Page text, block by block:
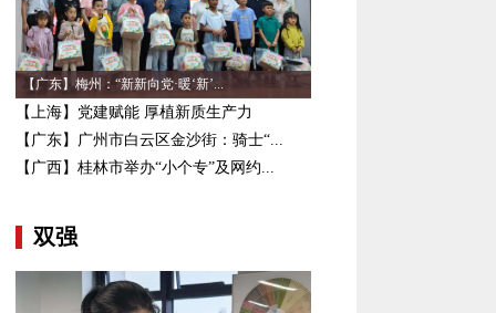
【广东】梅州：“新新向党·暖‘新’...
【上海】党建赋能 厚植新质生产力
【广东】广州市白云区金沙街：骑士“...
【广西】桂林市举办“小个专”及网约...
双强